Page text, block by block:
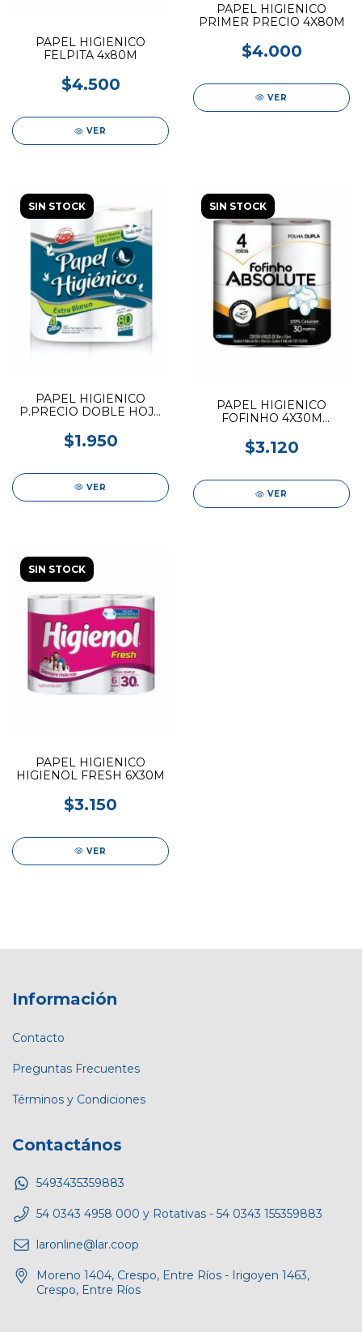
PAPEL HIGIENICO
FELPITA 4x80M
$4.500
VER
PAPEL HIGIENICO
PRIMER PRECIO 4X80M
$4.000
VER
SIN STOCK
PAPEL HIGIENICO
P.PRECIO DOBLE HOJA
$1.950
VER
SIN STOCK
PAPEL HIGIENICO
FOFINHO 4X30M
$3.120
VER
SIN STOCK
PAPEL HIGIENICO
HIGIENOL FRESH 6X30M
$3.150
VER
Información
Contacto
Preguntas Frecuentes
Términos y Condiciones
Contactános
5493435359883
54 0343 4958 000 y Rotativas - 54 0343 155359883
laronline@lar.coop
Moreno 1404, Crespo, Entre Ríos - Irigoyen 1463,
Crespo, Entre Ríos